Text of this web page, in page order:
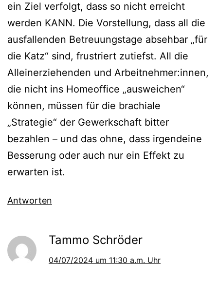
ein Ziel verfolgt, dass so nicht erreicht
werden KANN. Die Vorstellung, dass all die
ausfallenden Betreuungstage absehbar „für
die Katz“ sind, frustriert zutiefst. All die
Alleinerziehenden und Arbeitnehmer:innen,
die nicht ins Homeoffice „ausweichen“
können, müssen für die brachiale
„Strategie“ der Gewerkschaft bitter
bezahlen – und das ohne, dass irgendeine
Besserung oder auch nur ein Effekt zu
erwarten ist.
Antworten
Tammo Schröder
04/07/2024 um 11:30 a.m. Uhr